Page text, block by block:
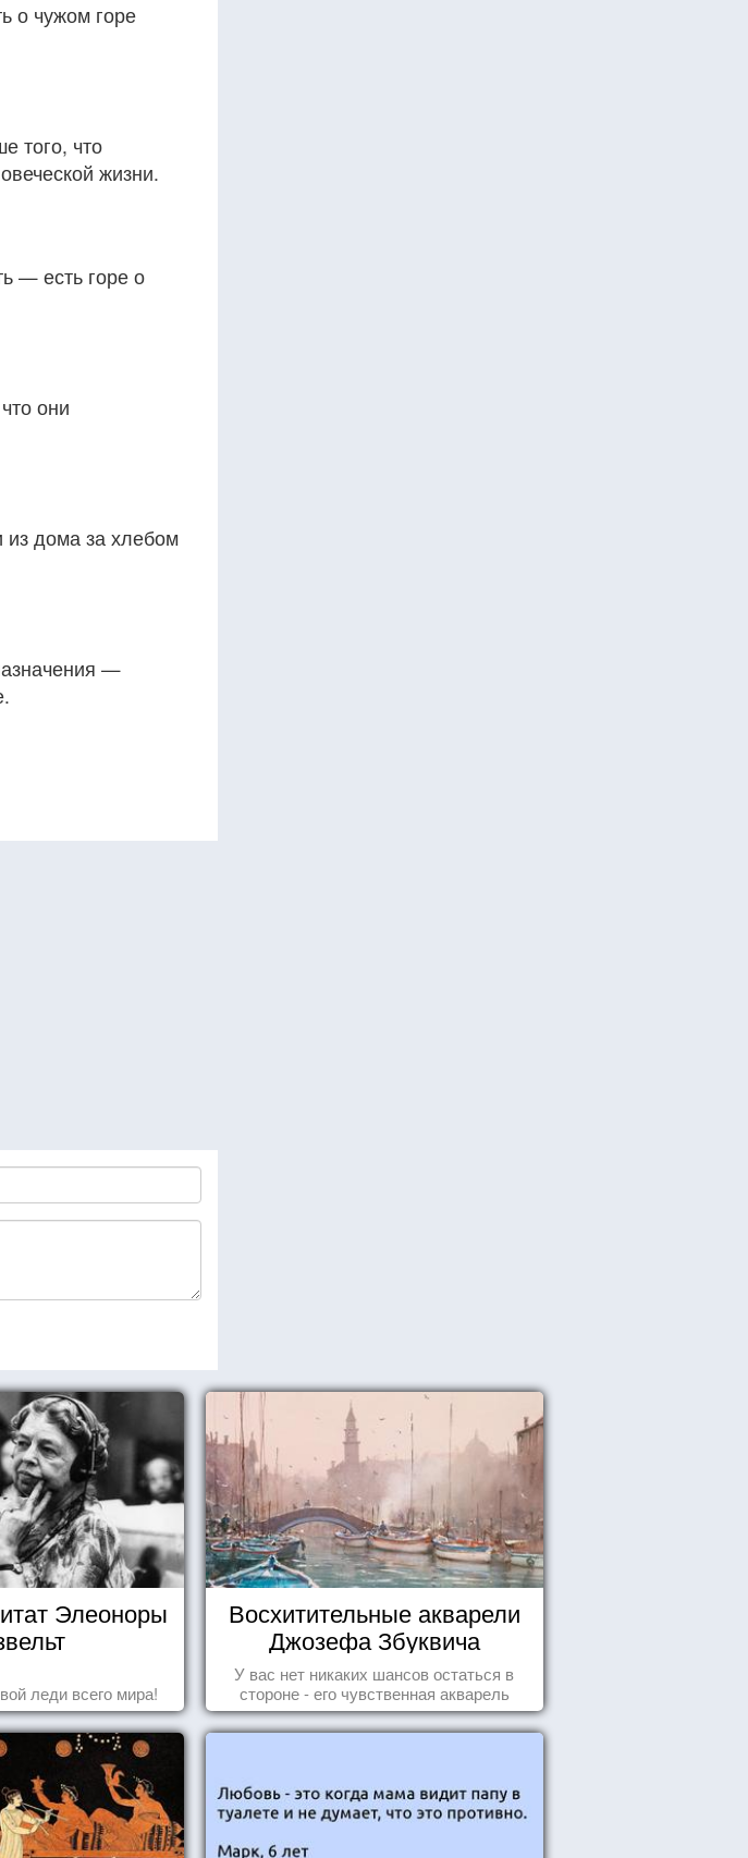
о чужом горе
того, что
жизни.
— есть горе о
они
из дома за хлебом
—
Элеоноры
леди всего мира!
Восхитительные акварели
Джозефа Збуквича
У вас нет никаких шансов остаться в
стороне - его чувственная акварель
покорила жителей всего мира.